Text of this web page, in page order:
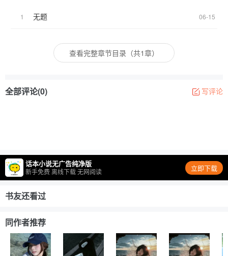
1 无题 06-15
查看完整章节目录（共1章）
全部评论(0) 写评论
话本小说无广告纯净版
新手免费 离线下载 无网阅读 立即下载
书友还看过
同作者推荐